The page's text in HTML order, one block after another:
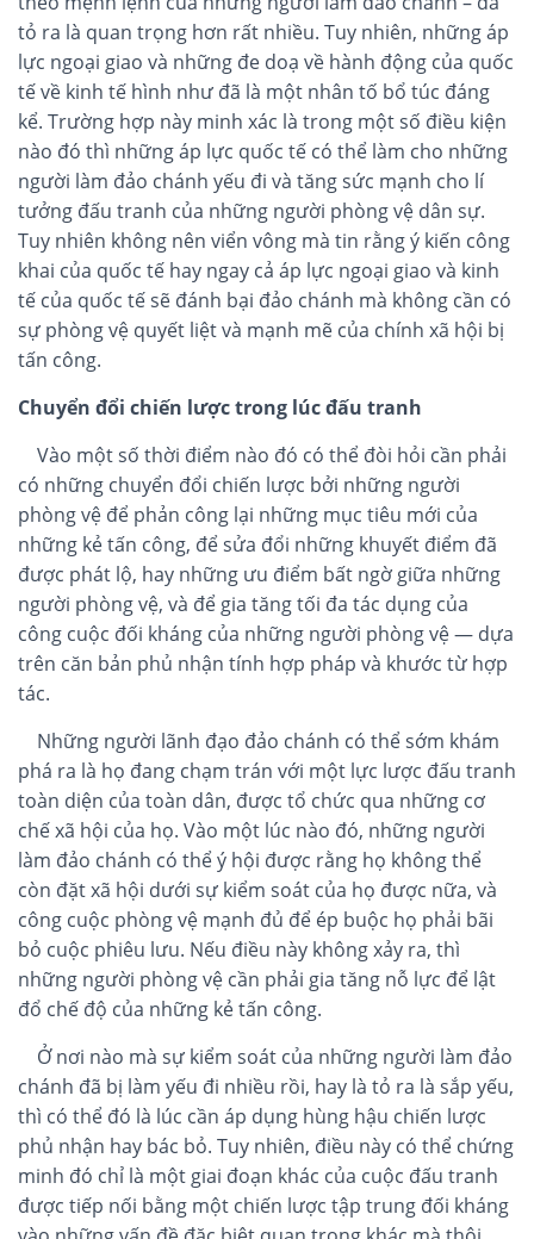
tỏ ra là quan trọng hơn rất nhiều. Tuy nhiên, những áp
lực ngoại giao và những đe doạ về hành động của quốc
tế về kinh tế hình như đã là một nhân tố bổ túc đáng
kể. Trường hợp này minh xác là trong một số điều kiện
nào đó thì những áp lực quốc tế có thể làm cho những
người làm đảo chánh yếu đi và tăng sức mạnh cho lí
tưởng đấu tranh của những người phòng vệ dân sự.
Tuy nhiên không nên viển vông mà tin rằng ý kiến công
khai của quốc tế hay ngay cả áp lực ngoại giao và kinh
tế của quốc tế sẽ đánh bại đảo chánh mà không cần có
sự phòng vệ quyết liệt và mạnh mẽ của chính xã hội bị
tấn công.
Chuyển đổi chiến lược trong lúc đấu tranh
Vào một số thời điểm nào đó có thể đòi hỏi cần phải
có những chuyển đổi chiến lược bởi những người
phòng vệ để phản công lại những mục tiêu mới của
những kẻ tấn công, để sửa đổi những khuyết điểm đã
được phát lộ, hay những ưu điểm bất ngờ giữa những
người phòng vệ, và để gia tăng tối đa tác dụng của
công cuộc đối kháng của những người phòng vệ — dựa
trên căn bản phủ nhận tính hợp pháp và khước từ hợp
tác.
Những người lãnh đạo đảo chánh có thể sớm khám
phá ra là họ đang chạm trán với một lực lược đấu tranh
toàn diện của toàn dân, được tổ chức qua những cơ
chế xã hội của họ. Vào một lúc nào đó, những người
làm đảo chánh có thể ý hội được rằng họ không thể
còn đặt xã hội dưới sự kiểm soát của họ được nữa, và
công cuộc phòng vệ mạnh đủ để ép buộc họ phải bãi
bỏ cuộc phiêu lưu. Nếu điều này không xảy ra, thì
những người phòng vệ cần phải gia tăng nỗ lực để lật
đổ chế độ của những kẻ tấn công.
Ở nơi nào mà sự kiểm soát của những người làm đảo
chánh đã bị làm yếu đi nhiều rồi, hay là tỏ ra là sắp yếu,
thì có thể đó là lúc cần áp dụng hùng hậu chiến lược
phủ nhận hay bác bỏ. Tuy nhiên, điều này có thể chứng
minh đó chỉ là một giai đoạn khác của cuộc đấu tranh
được tiếp nối bằng một chiến lược tập trung đối kháng